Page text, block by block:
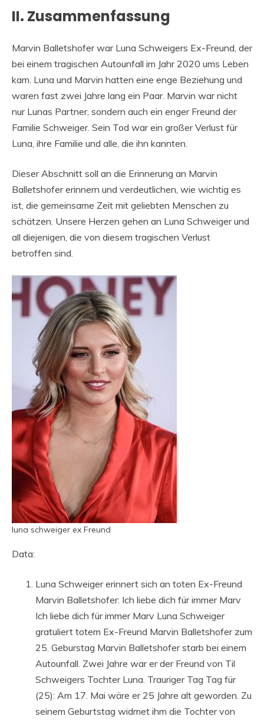
II. Zusammenfassung
Marvin Balletshofer war Luna Schweigers Ex-Freund, der
bei einem tragischen Autounfall im Jahr 2020 ums Leben
kam. Luna und Marvin hatten eine enge Beziehung und
waren fast zwei Jahre lang ein Paar. Marvin war nicht
nur Lunas Partner, sondern auch ein enger Freund der
Familie Schweiger. Sein Tod war ein großer Verlust für
Luna, ihre Familie und alle, die ihn kannten.
Dieser Abschnitt soll an die Erinnerung an Marvin
Balletshofer erinnern und verdeutlichen, wie wichtig es
ist, die gemeinsame Zeit mit geliebten Menschen zu
schätzen. Unsere Herzen gehen an Luna Schweiger und
all diejenigen, die von diesem tragischen Verlust
betroffen sind.
luna schweiger ex Freund
Data:
Luna Schweiger erinnert sich an toten Ex-Freund
Marvin Balletshofer: Ich liebe dich für immer Marv
Ich liebe dich für immer Marv Luna Schweiger
gratuliert totem Ex-Freund Marvin Balletshofer zum
25. Geburstag Marvin Balletshofer starb bei einem
Autounfall. Zwei Jahre war er der Freund von Til
Schweigers Tochter Luna. Trauriger Tag Tag für
(25): Am 17. Mai wäre er 25 Jahre alt geworden. Zu
seinem Geburtstag widmet ihm die Tochter von